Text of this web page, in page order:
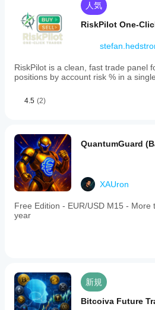
す。
人気
RiskPilot One-
RiskPilot is a clean, fast trade panel
positions by account risk % in a
4.5 (2)
QuantumGuard
XAUron
Free Edition - EUR/USD M15 - More
year
新規
Bitcoiva Future